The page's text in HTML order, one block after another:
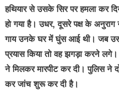
हथियार से उसके सिर पर हमला कर
हो गया है। उधर, दूसरे पक्ष के अनुराग
गाय उनके घर में घुंस आई थी। जब
प्रयास किया तो वह झगड़ा करने
ने मिलकर मारपीट कर दी। पुलिस ने
कर जांच शुरू कर दी है।